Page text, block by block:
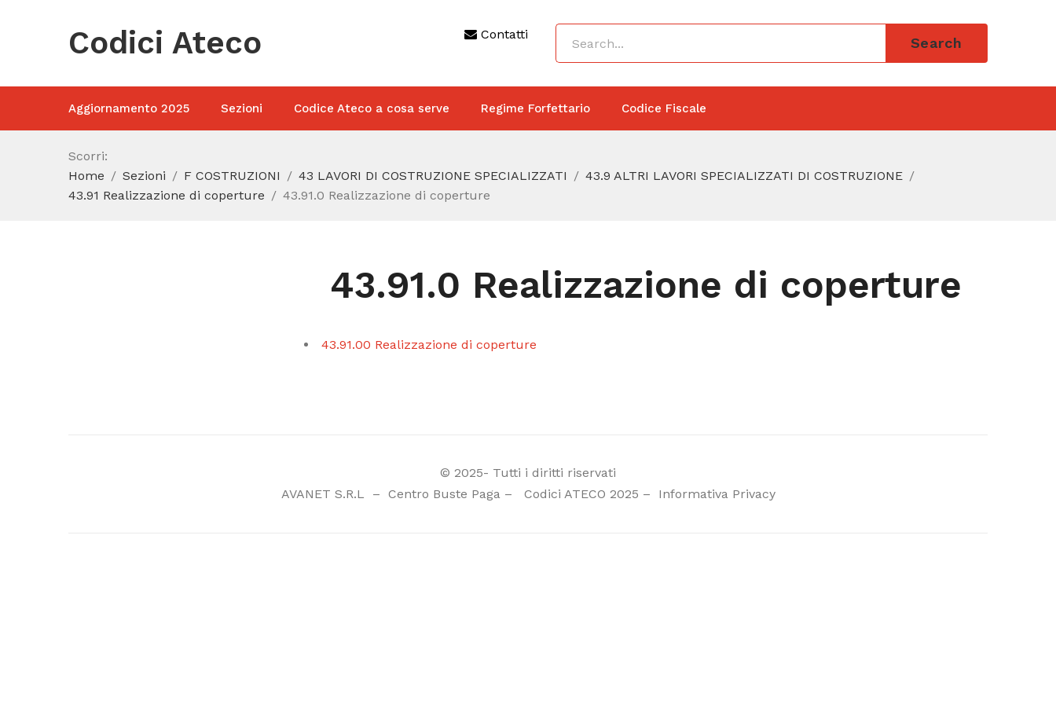
Codici Ateco Contatti
Search
Aggiornamento 2025 Sezioni Codice Ateco a cosa serve Regime Forfettario Codice Fiscale
Scorri:
Home
Sezioni F COSTRUZIONI 43 LAVORI DI COSTRUZIONE SPECIALIZZATI
43.9 ALTRI LAVORI SPECIALIZZATI DI COSTRUZIONE
43.91 Realizzazione di coperture
43.91.0 Realizzazione di coperture
43.91.0 Realizzazione di coperture
43.91.00 Realizzazione di coperture
© 2025- Tutti i diritti riservati
AVANET S.R.L
– Centro Buste Paga– Codici ATECO 2025 – Informativa Privacy